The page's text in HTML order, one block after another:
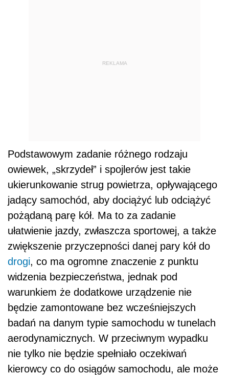
REKLAMA
Podstawowym zadanie różnego rodzaju
owiewek, „skrzydeł” i spojlerów jest takie
ukierunkowanie strug powietrza, opływającego
jadący samochód, aby dociążyć lub odciążyć
pożądaną parę kół. Ma to za zadanie
ułatwienie jazdy, zwłaszcza sportowej, a także
zwiększenie przyczepności danej pary kół do
drogi, co ma ogromne znaczenie z punktu
widzenia bezpieczeństwa, jednak pod
warunkiem że dodatkowe urządzenie nie
będzie zamontowane bez wcześniejszych
badań na danym typie samochodu w tunelach
aerodynamicznych. W przeciwnym wypadku
nie tylko nie będzie spełniało oczekiwań
kierowcy co do osiągów samochodu, ale może